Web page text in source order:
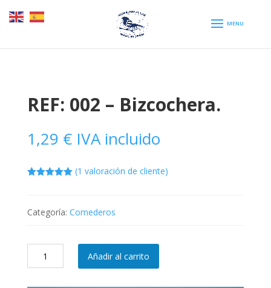
REF: 002 – Bizcochera.
1,29 € IVA incluido
(1 valoración de cliente)
Categoría: Comederos
Añadir al carrito